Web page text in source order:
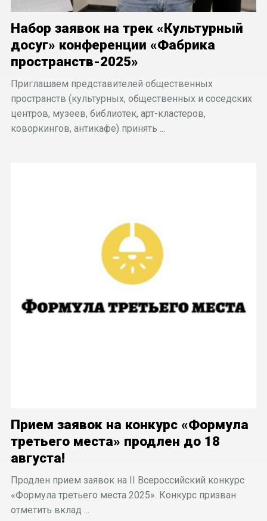
Набор заявок на трек «Культурный
досуг» конференции «Фабрика
пространств-2025»
Приглашаем представителей общественных
пространств (культурных, общественных и соседских
центров, музеев, библиотек, арт-кластеров,
коворкингов, антикафе) принять ...
Прием заявок на конкурс «Формула
третьего места» продлен до 18
августа!
Продлен прием заявок на II Всероссийский конкурс
«Формула третьего места 2025». Конкурс призван
отметить вклад ...